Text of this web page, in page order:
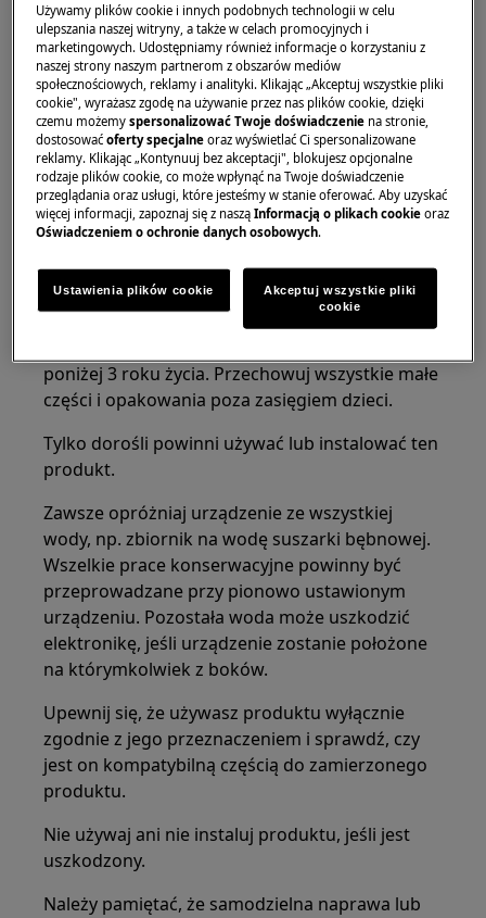
Załóż rękawice ochronne, jeśli wykonujesz prace
konserwacyjne lub naprawcze związane z
pasami.
OSTRZEŻENIE!
RYZYKO ZADŁAWIENIA
poniżej 3 roku życia. Przechowuj wszystkie małe
części i opakowania poza zasięgiem dzieci.
Tylko dorośli powinni używać lub instalować ten
produkt.
Zawsze opróżniaj urządzenie ze wszystkiej
wody, np. zbiornik na wodę suszarki bębnowej.
Wszelkie prace konserwacyjne powinny być
przeprowadzane przy pionowo ustawionym
urządzeniu. Pozostała woda może uszkodzić
elektronikę, jeśli urządzenie zostanie położone
na którymkolwiek z boków.
Upewnij się, że używasz produktu wyłącznie
zgodnie z jego przeznaczeniem i sprawdź, czy
jest on kompatybilną częścią do zamierzonego
produktu.
Nie używaj ani nie instaluj produktu, jeśli jest
uszkodzony.
Należy pamiętać, że samodzielna naprawa lub
Używamy plików cookie i innych podobnych technologii w celu
ulepszania naszej witryny, a także w celach promocyjnych i
marketingowych. Udostępniamy również informacje o korzystaniu z
naszej strony naszym partnerom z obszarów mediów
społecznościowych, reklamy i analityki. Klikając „Akceptuj wszystkie pliki
cookie", wyrażasz zgodę na używanie przez nas plików cookie, dzięki
czemu możemyspersonalizować Twoje doświadczenie na stronie,
dostosowaćoferty specjalne oraz wyświetlać Ci spersonalizowane
reklamy. Klikając „Kontynuuj bez akceptacji", blokujesz opcjonalne
rodzaje plików cookie, co może wpłynąć na Twoje doświadczenie
przeglądania oraz usługi, które jesteśmy w stanie oferować. Aby uzyskać
więcej informacji, zapoznaj się z nasząInformacją o plikach cookie oraz
Oświadczeniem o ochronie danych osobowych.
Ustawienia plików cookie
Akceptuj wszystkie pliki
cookie